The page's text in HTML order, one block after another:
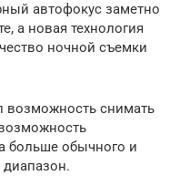
автофокус заметно
а новая технология
ночной съемки
возможность снимать
больше обычного и